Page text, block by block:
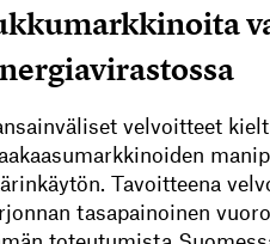
velvoitteet
Tavoitteena
tasapainoinen